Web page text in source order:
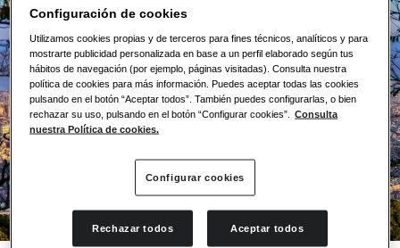
Configuración de cookies
Utilizamos cookies propias y de terceros para fines técnicos, analíticos y para
mostrarte publicidad personalizada en base a un perfil elaborado según tus
hábitos de navegación (por ejemplo, páginas visitadas). Consulta nuestra
política de cookies para más información. Puedes aceptar todas las cookies
pulsando en el botón “Aceptar todos”. También puedes configurarlas, o bien
rechazar su uso, pulsando en el botón “Configurar cookies”.
Consulta
nuestra Política de cookies.
Configurar cookies
Rechazar todos Aceptar todos